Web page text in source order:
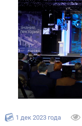
1 дек 2023 года